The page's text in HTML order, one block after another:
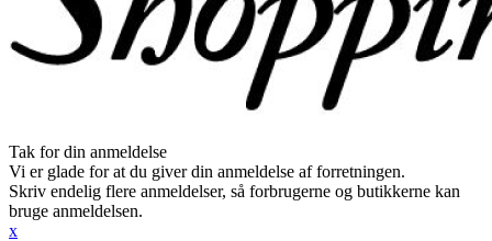
Tak for din anmeldelse
Vi er glade for at du giver din anmeldelse af forretningen.
Skriv endelig flere anmeldelser, så forbrugerne og butikkerne kan
bruge anmeldelsen.
x